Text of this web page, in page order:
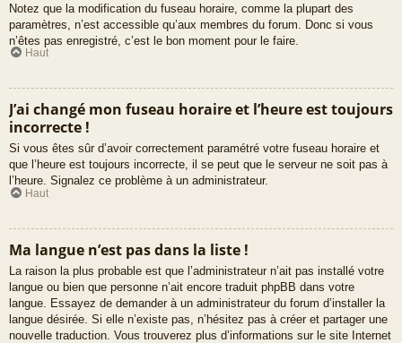
Notez que la modification du fuseau horaire, comme la plupart des
paramètres, n’est accessible qu’aux membres du forum. Donc si vous
n’êtes pas enregistré, c’est le bon moment pour le faire.
Haut
J’ai changé mon fuseau horaire et l’heure est toujours
incorrecte !
Si vous êtes sûr d’avoir correctement paramétré votre fuseau horaire et
que l’heure est toujours incorrecte, il se peut que le serveur ne soit pas à
l’heure. Signalez ce problème à un administrateur.
Haut
Ma langue n’est pas dans la liste !
La raison la plus probable est que l’administrateur n’ait pas installé votre
langue ou bien que personne n’ait encore traduit phpBB dans votre
langue. Essayez de demander à un administrateur du forum d’installer la
langue désirée. Si elle n’existe pas, n’hésitez pas à créer et partager une
nouvelle traduction. Vous trouverez plus d’informations sur le site Internet